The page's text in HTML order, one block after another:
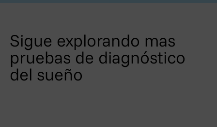
Sigue explorando mas
pruebas de diagnóstico
del sueño